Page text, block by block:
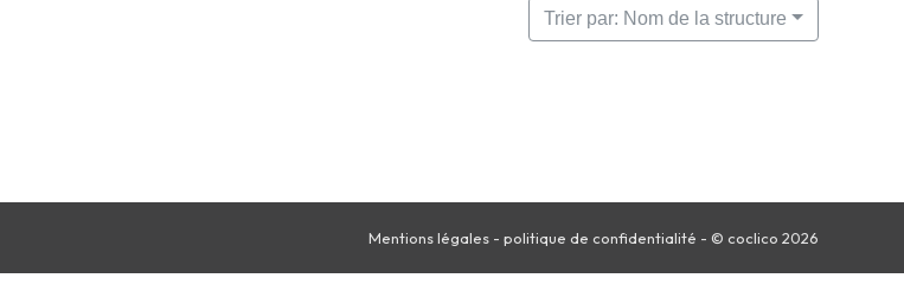
Trier par: Nom de la structure
Mentions légales - politique de confidentialité - © coclico 2026